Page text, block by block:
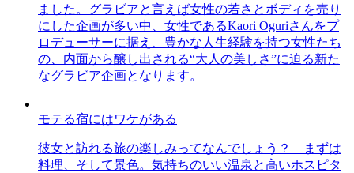
ました。グラビアと言えば女性の若さとボディを売り
にした企画が多い中、女性であるKaori Oguriさんをプ
ロデューサーに据え、豊かな人生経験を持つ女性たち
の、内面から醸し出される“大人の美しさ”に迫る新た
なグラビア企画となります。
モテる宿にはワケがある
彼女と訪れる旅の楽しみってなんでしょう？ まずは
料理、そして景色。気持ちのいい温泉と高いホスピタ